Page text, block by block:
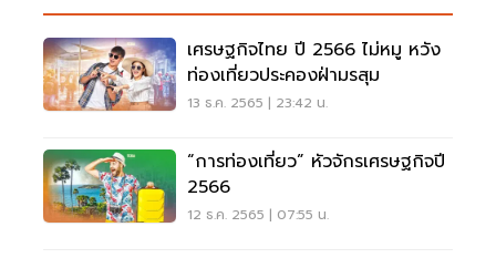
เศรษฐกิจไทย ปี 2566 ไม่หมู หวัง
ท่องเที่ยวประคองฝ่ามรสุม
13 ธ.ค. 2565 | 23:42 น.
“การท่องเที่ยว” หัวจักรเศรษฐกิจปี
2566
12 ธ.ค. 2565 | 07:55 น.